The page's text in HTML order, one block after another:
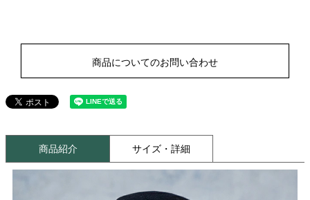
商品についてのお問い合わせ
商品紹介 サイズ・詳細